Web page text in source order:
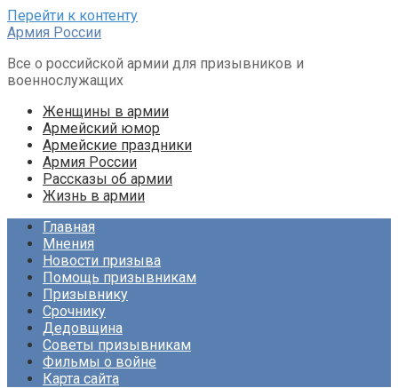
Перейти к контенту
Армия России
Все о российской армии для призывников и
военнослужащих
Женщины в армии
Армейский юмор
Армейские праздники
Армия России
Рассказы об армии
Жизнь в армии
Главная
Мнения
Новости призыва
Помощь призывникам
Призывнику
Срочнику
Дедовщина
Советы призывникам
Фильмы о войне
Карта сайта